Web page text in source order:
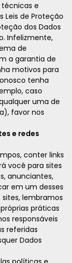
e
Leis de Proteção
dos Dados
Infelizmente,
de
a garantia de
motivos para
tenha
caso
uma de
favor nos
e redes
conter links
você para sites
anunciantes,
em um desses
sites, lembramos
práticas
responsáveis
referidas
Dados